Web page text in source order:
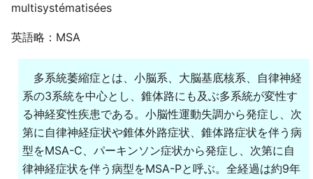
multisystématisées
英語略：MSA
多系統萎縮症とは、小脳系、大脳基底核系、自律神経
系の3系統を中心とし、錐体路にも及ぶ多系統が変性す
る神経変性疾患である。小脳性運動失調から発症し、次
第に自律神経症状や錐体外路症状、錐体路症状を伴う病
型をMSA-C、パーキンソン症状から発症し、次第に自
律神経症状を伴う病型をMSA-Pと呼ぶ。全経過は約9年